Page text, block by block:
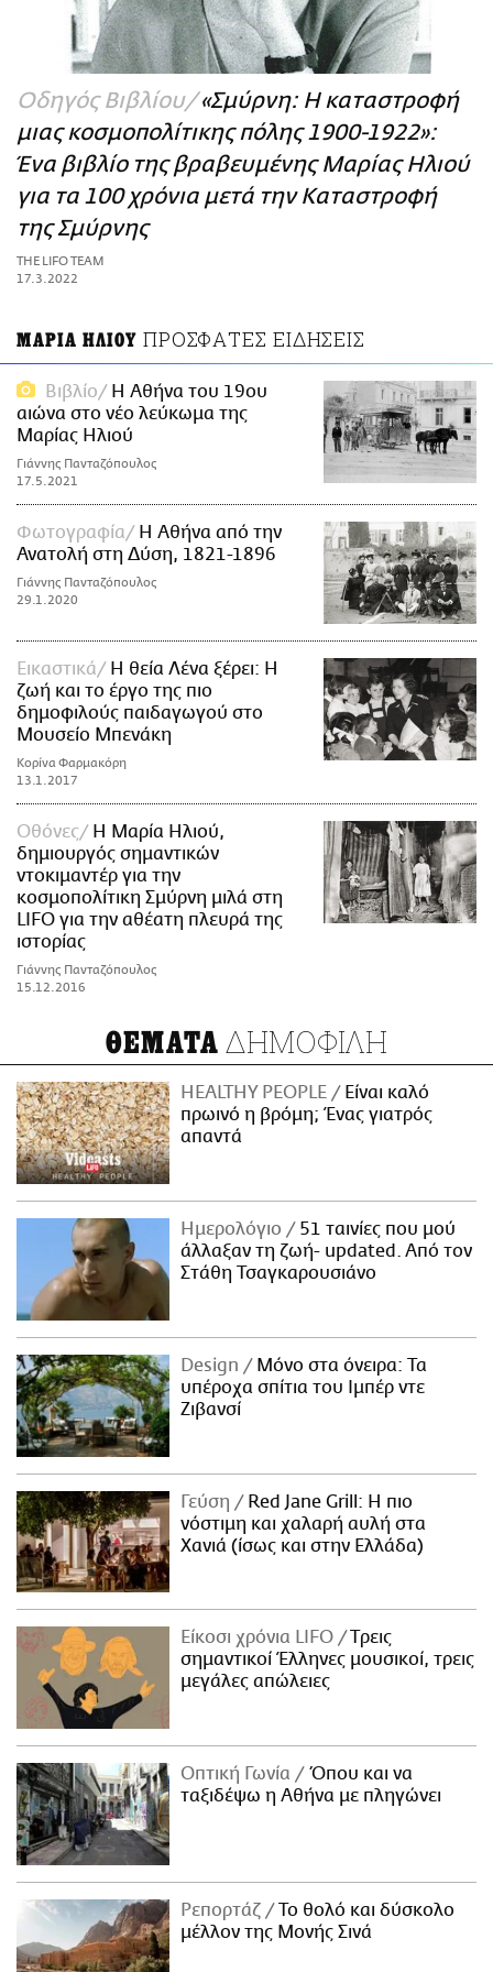
Οδηγός Βιβλίου «Σμύρνη: Η καταστροφή
μιας κοσμοπολίτικης πόλης 1900-1922»:
Ένα βιβλίο της βραβευμένης Μαρίας Ηλιού
για τα 100 χρόνια μετά την Καταστροφή
της Σμύρνης
THE LIFO TEAM
17.3.2022
ΜΑΡΙΑ ΗΛΙΟΥ ΠΡΟΣΦΑΤΕΣ ΕΙΔΗΣΕΙΣ
Βιβλίο
Η Αθήνα του 19ου
αιώνα στο νέο λεύκωμα της
Μαρίας Ηλιού
Γιάννης Πανταζόπουλος
17.5.2021
Φωτογραφία
Η Αθήνα από την
Ανατολή στη Δύση, 1821-1896
Γιάννης Πανταζόπουλος
29.1.2020
Εικαστικά
Η θεία Λένα ξέρει: Η
ζωή και το έργο της πιο
δημοφιλούς παιδαγωγού στο
Μουσείο Μπενάκη
Κορίνα Φαρμακόρη
13.1.2017
Οθόνες
Η Μαρία Ηλιού,
δημιουργός σημαντικών
ντοκιμαντέρ για την
κοσμοπολίτικη Σμύρνη μιλά στη
LIFO για την αθέατη πλευρά της
ιστορίας
Γιάννης Πανταζόπουλος
15.12.2016
ΘΕΜΑΤΑ ΔΗΜΟΦΙΛΗ
HEALTHY PEOPLE
Είναι καλό
πρωινό η βρόμη; Ένας γιατρός
απαντά
Ημερολόγιο
51 ταινίες που μού
άλλαξαν τη ζωή- updated. Aπό τον
Στάθη Τσαγκαρουσιάνο
Design
Μόνο στα όνειρα: Τα
υπέροχα σπίτια του Ιμπέρ ντε
Ζιβανσί
Γεύση
Red Jane Grill: Η πιο
νόστιμη και χαλαρή αυλή στα
Χανιά (ίσως και στην Ελλάδα)
Είκοσι χρόνια LIFO
Tρεις
σημαντικοί Έλληνες μουσικοί, τρεις
μεγάλες απώλειες
Οπτική Γωνία
Όπου και να
ταξιδέψω η Αθήνα με πληγώνει
Ρεπορτάζ
Το θολό και δύσκολο
μέλλον της Μονής Σινά